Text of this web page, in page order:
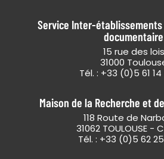
Service Inter-
documentaire
15 rue des lois
31000
Tél. : +33 (0)5 61
Maison de la Recherche et
118 Route de
31062 TOULOUSE -
Tél. : +33 (0)5 62